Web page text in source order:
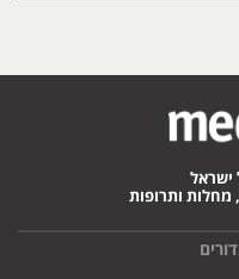
ישראל
ותרופות